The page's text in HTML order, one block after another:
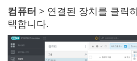
컴퓨터 > 연결된 장치를 클릭
택합니다.